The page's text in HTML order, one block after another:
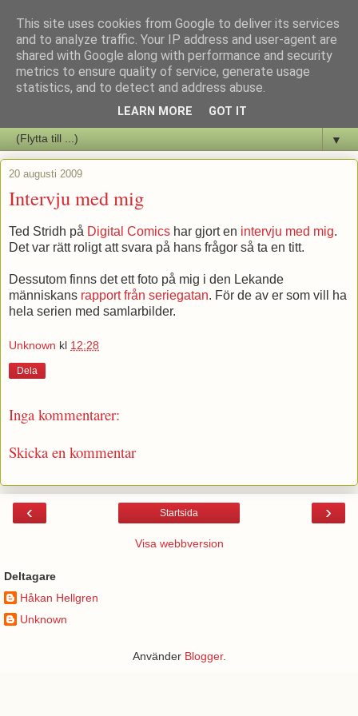
Staffars Seriers Blog
Vi skriver om serienyheter av alla de slag samt om vad som sker i
▼
20 augusti 2009
Intervju med mig
Ted Stridh på Digital Comics har gjort en intervju med mig.
Det var rätt roligt att svara på hans frågor så ta en titt.
Dessutom finns det ett foto på mig i den Lekande
människans rapport från seriegatan. För de av er som vill ha
hela serien med samlarbilder.
Unknown kl 12:28
Dela
Inga kommentarer:
Skicka en kommentar
‹ ›
Startsida
Visa webbversion
Deltagare
Håkan Hellgren
Unknown
Använder Blogger.
This site uses cookies from Google to deliver its services
and to analyze traffic. Your IP address and user-agent are
shared with Google along with performance and security
metrics to ensure quality of service, generate usage
statistics, and to detect and address abuse.
LEARN MORE GOT IT